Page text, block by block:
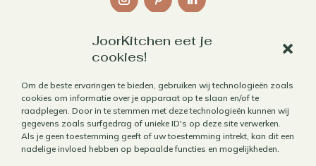
JoorKitchen eet je
cookies!
Om de beste ervaringen te bieden, gebruiken wij technologieën zoals
cookies om informatie over je apparaat op te slaan en/of te
raadplegen. Door in te stemmen met deze technologieën kunnen wij
gegevens zoals surfgedrag of unieke ID's op deze site verwerken.
Als je geen toestemming geeft of uw toestemming intrekt, kan dit een
nadelige invloed hebben op bepaalde functies en mogelijkheden.
Contact
Algemene voorwaarden
Privacybeleid